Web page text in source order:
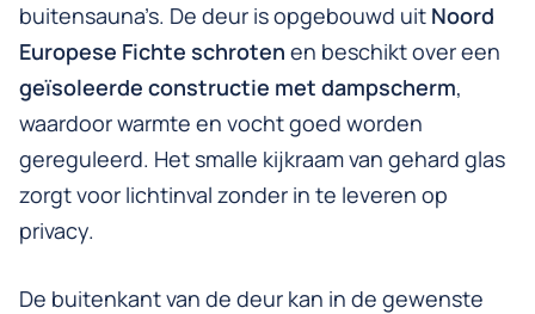
buitensauna’s. De deur is opgebouwd uit Noord
Europese Fichte schroten en beschikt over een
geïsoleerde constructie met dampscherm,
waardoor warmte en vocht goed worden
gereguleerd. Het smalle kijkraam van gehard glas
zorgt voor lichtinval zonder in te leveren op
privacy.
De buitenkant van de deur kan in de gewenste